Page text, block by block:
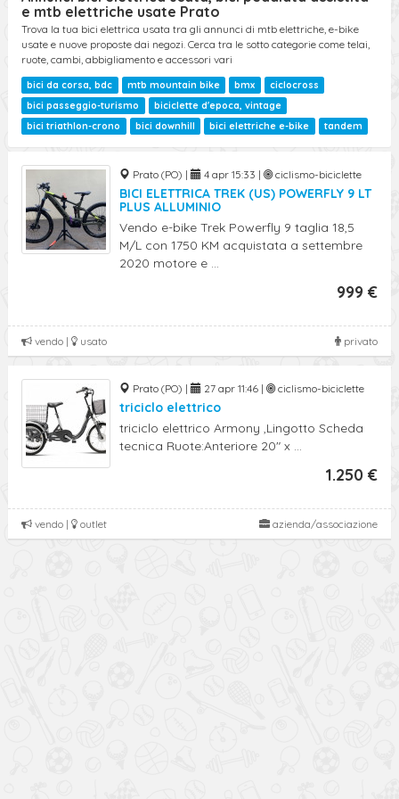
Ricerca Avanzata
e mtb elettriche usate Prato
Trova la tua bici elettrica usata tra gli annunci di mtb elettriche, e-bike
usate e nuove proposte dai negozi. Cerca tra le sotto categorie come telai,
ruote, cambi, abbigliamento e accessori vari
bici da corsa, bdc mtb mountain bike bmx
ciclocross
bici passeggio-turismo
biciclette d'epoca, vintage
bici triathlon-crono
bici downhill bici elettriche e-bike tandem
Prato (PO) | 4 apr 15:33 | ciclismo-biciclette
BICI ELETTRICA TREK (US) POWERFLY 9 LT
PLUS ALLUMINIO
Vendo e-bike Trek Powerfly 9 taglia 18,5
M/L con 1750 KM acquistata a settembre
2020 motore e ...
999 €
privato
vendo | usato
Prato (PO) | 27 apr 11:46 | ciclismo-biciclette
triciclo elettrico
triciclo elettrico Armony ,Lingotto Scheda
tecnica Ruote:Anteriore 20" x ...
1.250 €
azienda/associazione
vendo | outlet